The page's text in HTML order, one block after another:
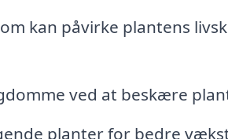
kan påvirke plantens
ved at beskære
planter for bedre